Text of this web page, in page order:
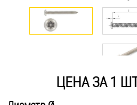
Стопорные кольца
Такелаж
Хомуты
ЦЕНА ЗА 1